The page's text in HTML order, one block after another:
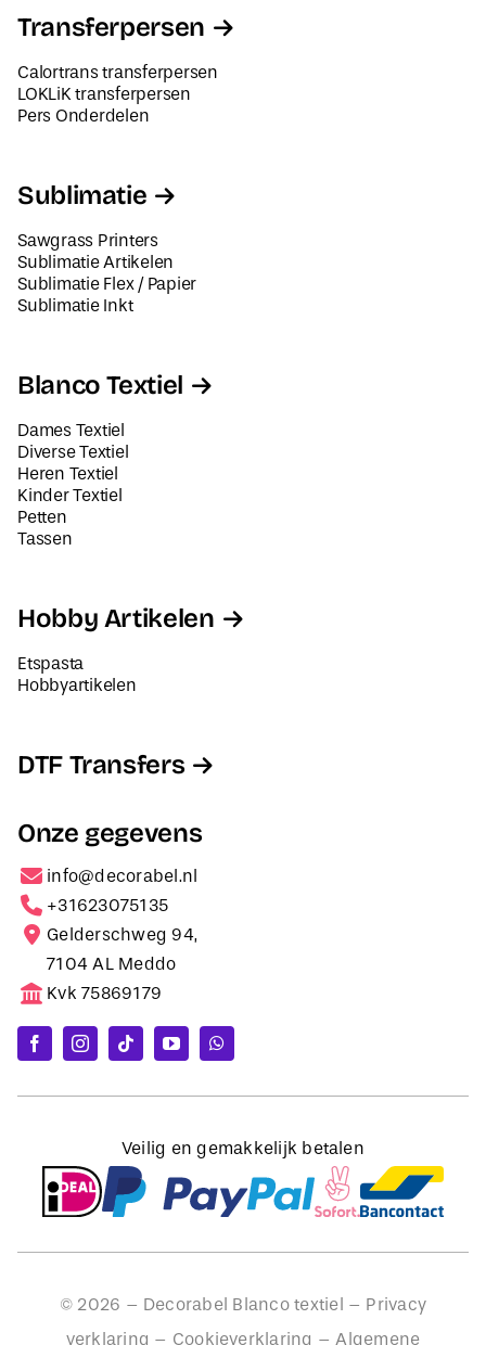
Transferpersen
Calortrans transferpersen
LOKLiK transferpersen
Pers Onderdelen
Sublimatie
Sawgrass Printers
Sublimatie Artikelen
Sublimatie Flex / Papier
Sublimatie Inkt
Blanco Textiel
Dames Textiel
Diverse Textiel
Heren Textiel
Kinder Textiel
Petten
Tassen
Hobby Artikelen
Etspasta
Hobbyartikelen
DTF Transfers
Onze gegevens
info@decorabel.nl
+31623075135
Gelderschweg 94,
7104 AL Meddo
Kvk 75869179
Veilig en gemakkelijk betalen
© 2026 – Decorabel Blanco textiel – Privacy
verklaring – Cookieverklaring –Algemene